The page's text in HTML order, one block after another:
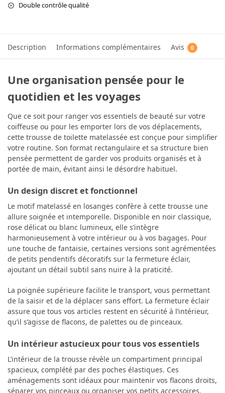
Double contrôle qualité
Description Informations complémentaires Avis 0
Une organisation pensée pour le
quotidien et les voyages
Que ce soit pour ranger vos essentiels de beauté sur votre
coiffeuse ou pour les emporter lors de vos déplacements,
cette trousse de toilette matelassée est conçue pour simplifier
votre routine. Son format rectangulaire et sa structure bien
pensée permettent de garder vos produits organisés et à
portée de main, évitant ainsi le désordre habituel.
Un design discret et fonctionnel
Le motif matelassé en losanges confère à cette trousse une
allure soignée et intemporelle. Disponible en noir classique,
rose délicat ou blanc lumineux, elle s’intègre
harmonieusement à votre intérieur ou à vos bagages. Pour
une touche de fantaisie, certaines versions sont agrémentées
de petits pendentifs décoratifs sur la fermeture éclair,
ajoutant un détail subtil sans nuire à la praticité.
La poignée supérieure facilite le transport, vous permettant
de la saisir et de la déplacer sans effort. La fermeture éclair
assure que tous vos articles restent en sécurité à l’intérieur,
qu’il s’agisse de flacons, de palettes ou de pinceaux.
Un intérieur astucieux pour tous vos essentiels
L’intérieur de la trousse révèle un compartiment principal
spacieux, complété par des poches élastiques. Ces
aménagements sont idéaux pour maintenir vos flacons droits,
séparer vos pinceaux ou organiser vos petits accessoires.